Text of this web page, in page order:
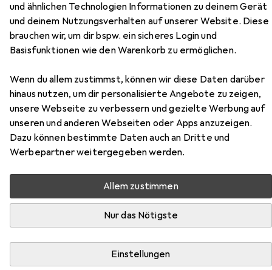
und ähnlichen Technologien Informationen zu deinem Gerät
und deinem Nutzungsverhalten auf unserer Website. Diese
brauchen wir, um dir bspw. ein sicheres Login und
Basisfunktionen wie den Warenkorb zu ermöglichen.
Wenn du allem zustimmst, können wir diese Daten darüber
hinaus nutzen, um dir personalisierte Angebote zu zeigen,
unsere Webseite zu verbessern und gezielte Werbung auf
unseren und anderen Webseiten oder Apps anzuzeigen.
Dazu können bestimmte Daten auch an Dritte und
Werbepartner weitergegeben werden.
Allem zustimmen
Nur das Nötigste
Einstellungen
EUR
5,49 bei 2 Stück
SimonswerkFlügelteil VARIANT V
0026 WF
Zubehör für Simonswerk
Flügelteil VARIANT V 0026 WF
Hier findest du passendes Zubehör zum Produkt
Simonswerk Flügelteil VARIANT V 0026 WF aus der